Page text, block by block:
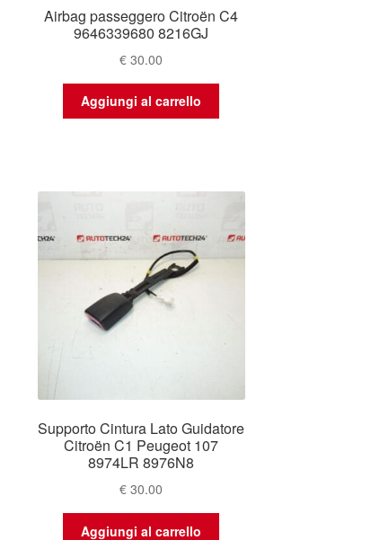
Airbag passeggero Citroën C4
9646339680 8216GJ
€ 30.00
Aggiungi al carrello
Supporto Cintura Lato Guidatore
Citroën C1 Peugeot 107
8974LR 8976N8
€ 30.00
Aggiungi al carrello